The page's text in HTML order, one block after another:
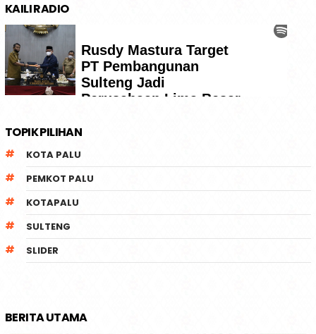
KAILI RADIO
TOPIK PILIHAN
KOTA PALU
PEMKOT PALU
KOTAPALU
SULTENG
SLIDER
BERITA UTAMA